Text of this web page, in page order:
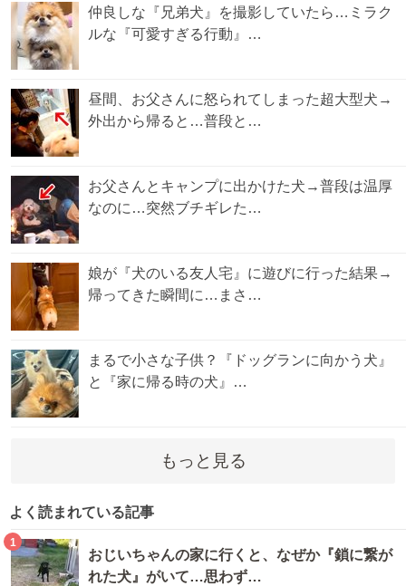
仲良しな『兄弟犬』を撮影していたら…ミラク
ルな『可愛すぎる行動』…
昼間、お父さんに怒られてしまった超大型犬→
外出から帰ると…普段と…
お父さんとキャンプに出かけた犬→普段は温厚
なのに…突然ブチギレた…
娘が『犬のいる友人宅』に遊びに行った結果→
帰ってきた瞬間に…まさ…
まるで小さな子供？『ドッグランに向かう犬』
と『家に帰る時の犬』…
もっと見る
よく読まれている記事
1
おじいちゃんの家に行くと、なぜか『鎖に繋が
れた犬』がいて…思わず…